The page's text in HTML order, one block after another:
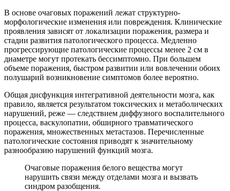
В основе очаговых поражений лежат структурно-
морфологические изменения или повреждения. Клинические
проявления зависят от локализации поражения, размера и
стадии развития патологического процесса. Медленно
прогрессирующие патологические процессы менее 2 см в
диаметре могут протекать бессимптомно. При большем
объеме поражения, быстром развитии или вовлечении обоих
полушарий возникновение симптомов более вероятно.
Общая дисфункция интегративной деятельности мозга, как
правило, является результатом токсических и метаболических
нарушений, реже — следствием диффузного воспалительного
процесса, васкулопатии, обширного травматического
поражения, множественных метастазов. Перечисленные
патологические состояния приводят к значительному
разнообразию нарушений функций мозга.
Очаговые поражения белого вещества могут
нарушить связи между отделами мозга и вызвать
синдром разобщения.